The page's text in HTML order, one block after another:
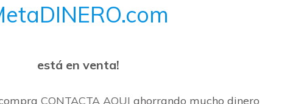
está en venta!
CONTACTA AQUI ahorrando mucho dinero